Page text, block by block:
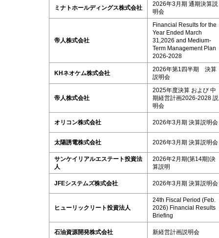
ミナトホールディングス株式会社
2026年3月期 通期決算説
明会
帝人株式会社
Financial Results for the
Year Ended March
31,2026 and Medium-
Term Management Plan
2026-2028
KHネオケム株式会社
2026年第1四半期 決算
説明会
帝人株式会社
2025年度決算 および 中
期経営計画2026-2028 説
明会
オリコン株式会社 2026年3月期 決算説明会
太陽誘電株式会社 2026年3月期 決算説明会
サンケイリアルエステート投資法
人
2026年2月期(第14期)決
算説明
JFEシステムズ株式会社 2026年3月期 決算説明会
ヒューリックリート投資法人
24th Fiscal Period (Feb.
2026) Financial Results
Briefing
石油資源開発株式会社 新経営計画説明会